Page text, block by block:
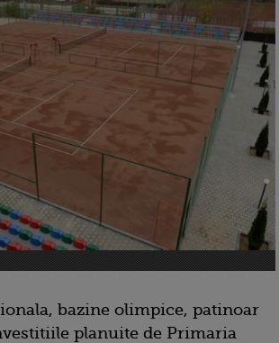
bazine olimpice, patinoar
planuite de Primaria